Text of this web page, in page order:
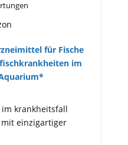
für Fische
im
krankheitsfall
einzigartiger